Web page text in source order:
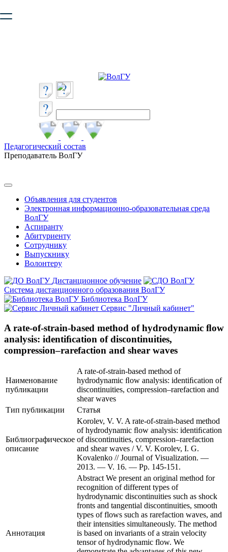
безопасную работу с сайтом. Пожалуйста
Педагогический состав
Преподаватель ВолГУ
Объявления для студентов
Электронная информационно-образовательная среда
ВолГУ
Аспиранту
Абитуриенту
Сотруднику
Выпускнику
Волонтеру
Дистанционное обучение
Система дистанционного образования ВолГУ
Библиотека ВолГУ
Сервис "Личный кабинет"
A rate-of-strain-based method of hydrodynamic ﬂow
analysis: identiﬁcation of discontinuities,
compression–rarefaction and shear waves
Наименование
публикации
A rate-of-strain-based method of
hydrodynamic ﬂow analysis: identiﬁcation of
discontinuities, compression–rarefaction and
shear waves
Тип публикации
Статья
Библиографическое
описание
Korolev, V. V. A rate-of-strain-based method
of hydrodynamic ﬂow analysis: identiﬁcation
of discontinuities, compression–rarefaction
and shear waves / V. V. Korolev, I. G.
Kovalenko // Journal of Visualization. —
2013. — V. 16. — Pp. 145-151.
Аннотация
Abstract We present an original method for
recognition of different types of
hydrodynamic discontinuities such as shock
fronts and tangential discontinuities, smooth
types of flows such as rarefaction waves, and
their intensities simultaneously. The method
is based on invariants of a strain velocity
tensor of hydrodynamic flow. We